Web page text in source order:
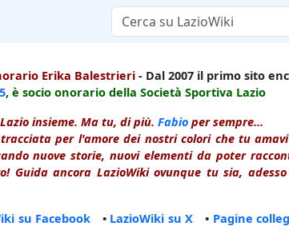
Erika Balestrieri - Dal 2007 il primo sito
, è socio onorario della Società Sportiva Lazio
insieme. Ma tu, di più. Fabio per sempre...
per l'amore dei nostri colori che tu
nuove storie, nuovi elementi da poter
Guida ancora LazioWiki ovunque tu sia,
su Facebook • LazioWiki su X • Pagine